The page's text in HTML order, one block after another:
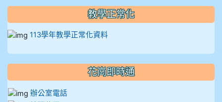
911王祉傑
911張 婷
912彭子宸
914王苡澄
教學正常化
113學年教學正常化資料
花崗即時通
辦公室電話